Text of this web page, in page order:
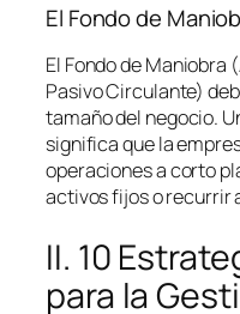
El Fondo de
El Fondo de
Pasivo Circulante)
tamaño del negocio.
significa que la
operaciones a corto
activos fijos o recurrir
II. 10
para la